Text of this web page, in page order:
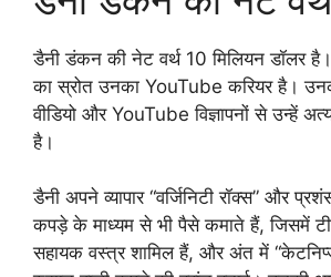
डैनी डंकन की नेट वर्थ 10 मिलियन डॉलर
का स्रोत उनका YouTube करियर है।
वीडियो और YouTube विज्ञापनों से उन्हें
है।
डैनी अपने व्यापार “वर्जिनिटी रॉक्स” और
कपड़े के माध्यम से भी पैसे कमाते हैं, जिसमें
सहायक वस्त्र शामिल हैं, और अंत में